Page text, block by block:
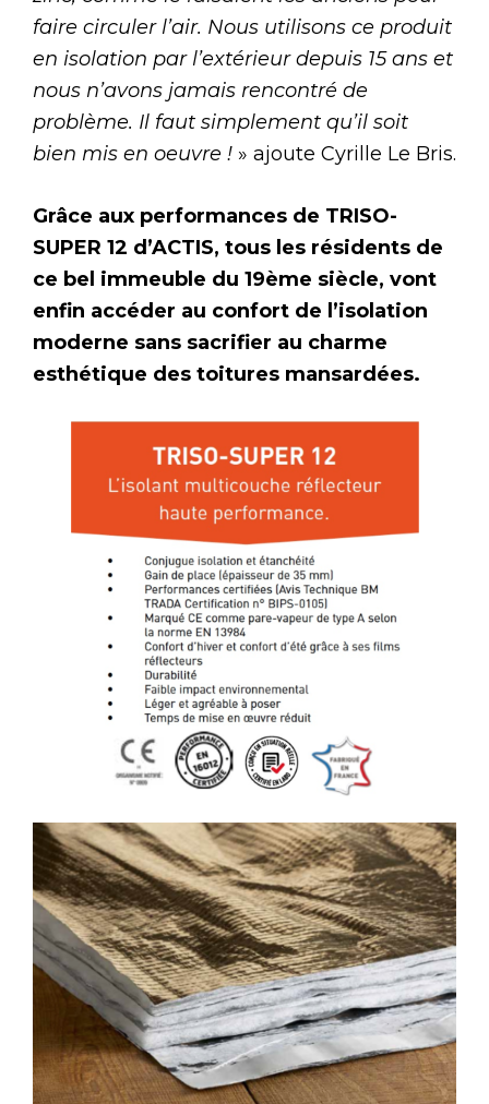
faire circuler l’air. Nous utilisons ce produit
en isolation par l’extérieur depuis 15 ans et
nous n’avons jamais rencontré de
problème. Il faut simplement qu’il soit
bien mis en oeuvre ! » ajoute Cyrille Le Bris.
Grâce aux performances de TRISO-
SUPER 12 d’ACTIS, tous les résidents de
ce bel immeuble du 19ème siècle, vont
enfin accéder au confort de l’isolation
moderne sans sacrifier au charme
esthétique des toitures mansardées.